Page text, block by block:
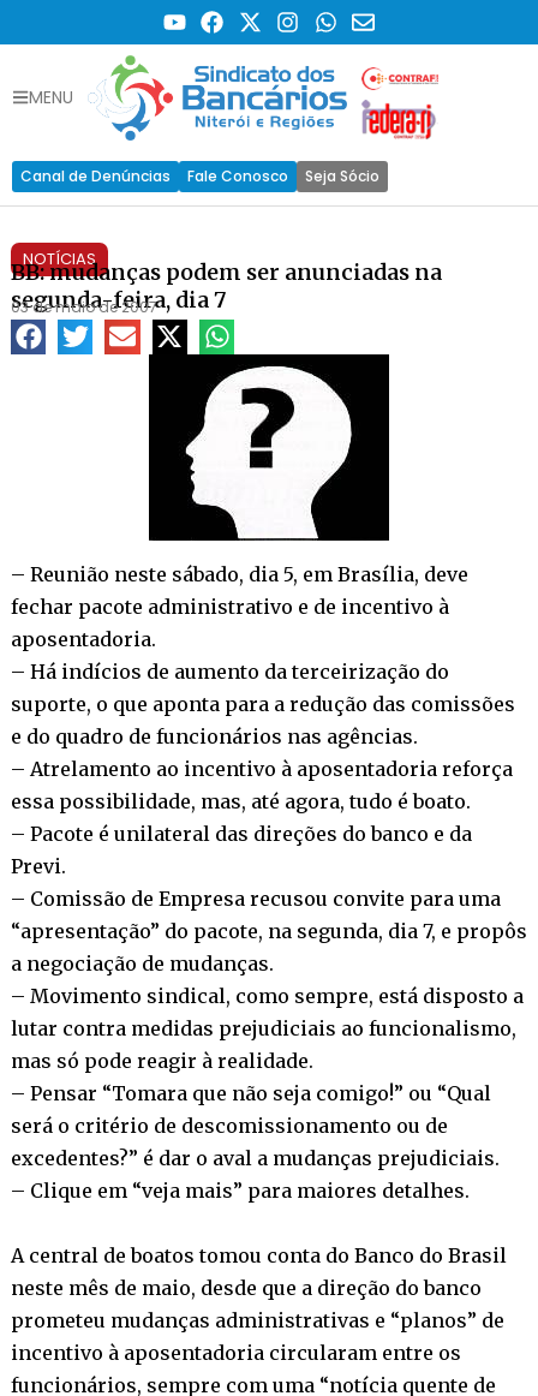
MENU
Canal de Denúncias Fale Conosco Seja Sócio
NOTÍCIAS
BB: mudanças podem ser anunciadas na
segunda-feira, dia 7
03 de maio de 2007
– Reunião neste sábado, dia 5, em Brasília, deve
fechar pacote administrativo e de incentivo à
aposentadoria.
– Há indícios de aumento da terceirização do
suporte, o que aponta para a redução das comissões
e do quadro de funcionários nas agências.
– Atrelamento ao incentivo à aposentadoria reforça
essa possibilidade, mas, até agora, tudo é boato.
– Pacote é unilateral das direções do banco e da
Previ.
– Comissão de Empresa recusou convite para uma
“apresentação” do pacote, na segunda, dia 7, e propôs
a negociação de mudanças.
– Movimento sindical, como sempre, está disposto a
lutar contra medidas prejudiciais ao funcionalismo,
mas só pode reagir à realidade.
– Pensar “Tomara que não seja comigo!” ou “Qual
será o critério de descomissionamento ou de
excedentes?” é dar o aval a mudanças prejudiciais.
– Clique em “veja mais” para maiores detalhes.
A central de boatos tomou conta do Banco do Brasil
neste mês de maio, desde que a direção do banco
prometeu mudanças administrativas e “planos” de
incentivo à aposentadoria circularam entre os
funcionários, sempre com uma “notícia quente de